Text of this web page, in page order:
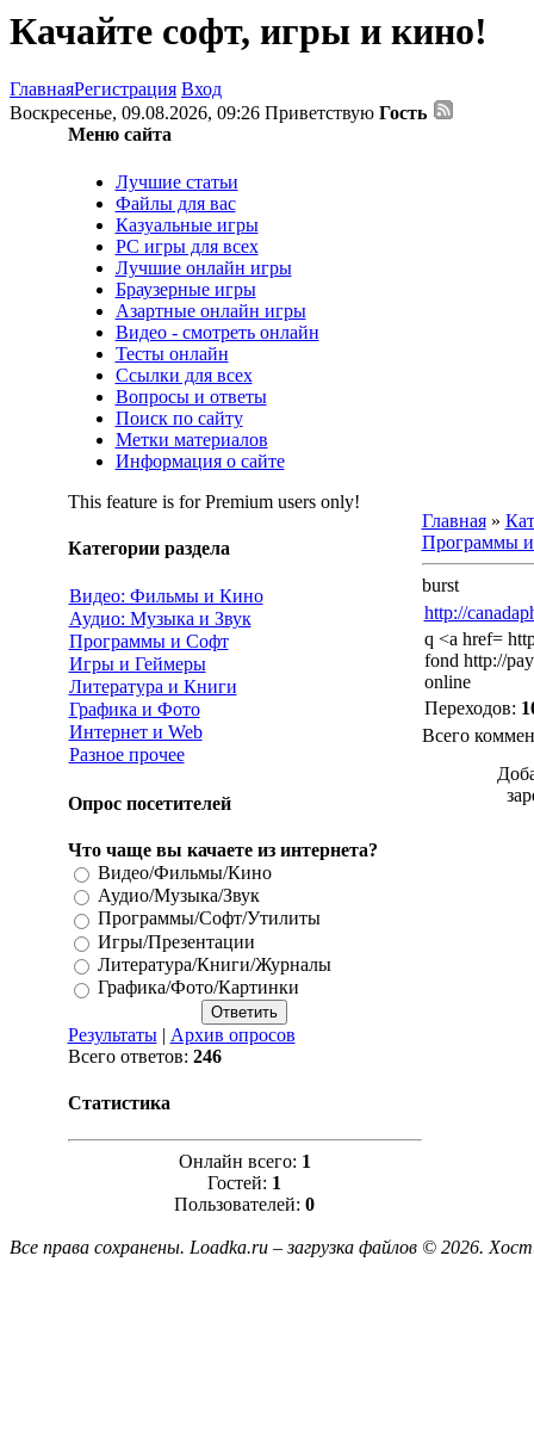
Качайте софт, игры и кино!
ГлавнаяРегистрация Вход
Воскресенье, 09.08.2026, 09:26 Приветствую Гость
Меню сайта
Лучшие статьи
Файлы для вас
Казуальные игры
PC игры для всех
Лучшие онлайн игры
Браузерные игры
Азартные онлайн игры
Видео - смотреть онлайн
Тесты онлайн
Ссылки для всех
Вопросы и ответы
Поиск по сайту
Метки материалов
Информация о сайте
This feature is for Premium users only!
Категории раздела
Видео: Фильмы и Кино
Аудио: Музыка и Звук
Программы и Софт
Игры и Геймеры
Литература и Книги
Графика и Фото
Интернет и Web
Разное прочее
Опрос посетителей
Что чаще вы качаете из интернета?
Видео/Фильмы/Кино
Аудио/Музыка/Звук
Программы/Софт/Утилиты
Игры/Презентации
Литература/Книги/Журналы
Графика/Фото/Картинки
Результаты| Архив опросов
Всего ответов: 246
Статистика
Онлайн всего: 1
Гостей: 1
Пользователей: 0
Главная»
Программы
burst
http://
q <a href=
fond http://
online
Переходов:
Всего
Все права сохранены. Loadka.ru – загрузка файлов © 2026.